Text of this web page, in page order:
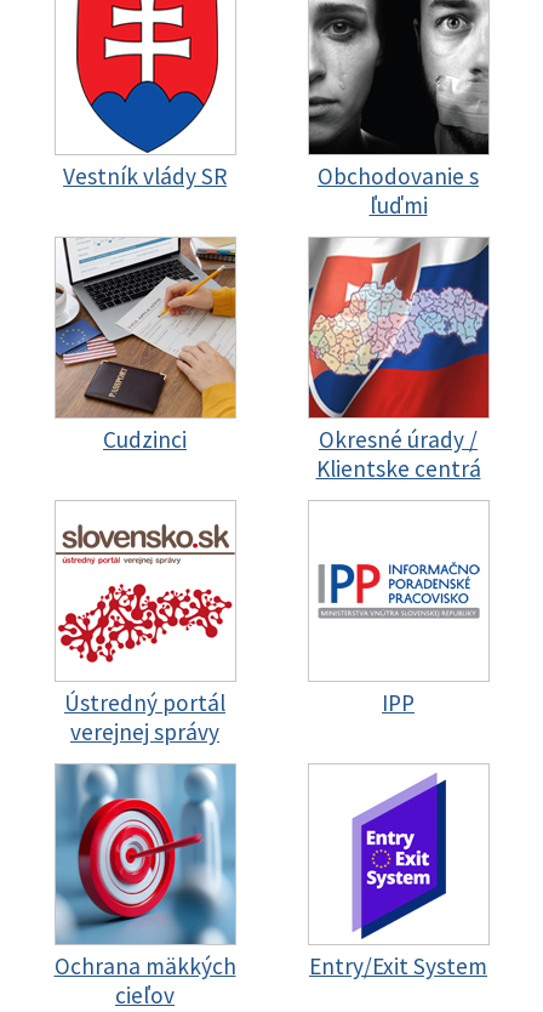
Vestník vlády SR
Obchodovanie s
ľuďmi
Cudzinci
Okresné úrady /
Klientske centrá
Ústredný portál
verejnej správy
IPP
Ochrana mäkkých
cieľov
Entry/Exit System